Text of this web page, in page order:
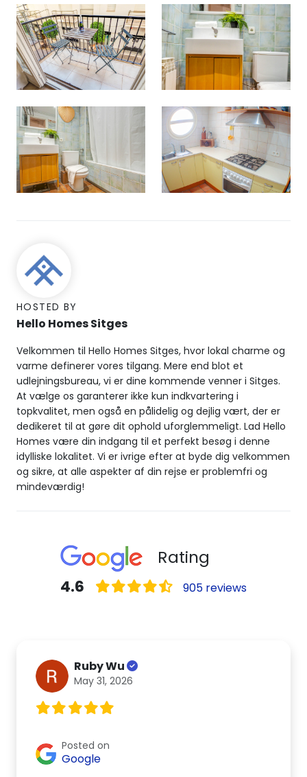
HOSTED BY
Hello Homes Sitges
Velkommen til Hello Homes Sitges, hvor lokal charme og
varme definerer vores tilgang. Mere end blot et
udlejningsbureau, vi er dine kommende venner i Sitges.
At vælge os garanterer ikke kun indkvartering i
topkvalitet, men også en pålidelig og dejlig vært, der er
dedikeret til at gøre dit ophold uforglemmeligt. Lad Hello
Homes være din indgang til et perfekt besøg i denne
idylliske lokalitet. Vi er ivrige efter at byde dig velkommen
og sikre, at alle aspekter af din rejse er problemfri og
mindeværdig!
Rating
4.6 905 reviews
Ruby Wu
May 31, 2026
Posted on
Google